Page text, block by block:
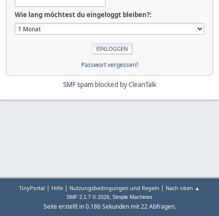
Wie lang möchtest du eingeloggt bleiben?:
Passwort vergessen?
SMF spamblocked by CleanTalk
TinyPortal | Hilfe | Nutzungsbedingungen und Regeln | Nach oben ▲
SMF 2.1.7 © 2026, Simple Machines
Seite erstellt in 0.186 Sekunden mit 22 Abfragen.